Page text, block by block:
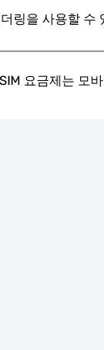
링을 사용할 수
요금제는 모